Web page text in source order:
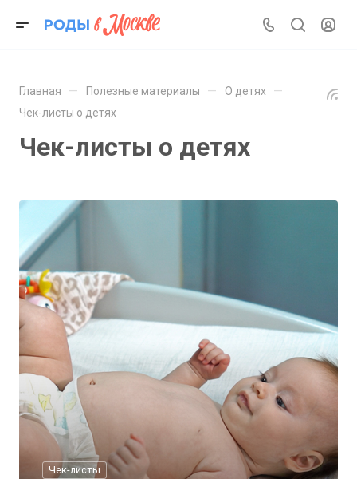
Главная — Полезные материалы — О детях —
Чек-листы о детях
Чек-листы о детях
Чек-листы